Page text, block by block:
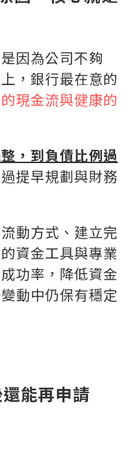
因為公司不夠
，銀行最在意的
現金流與健康的
，到負債比例過
提早規劃與財務
動方式、建立完
資金工具與專業
功率，降低資金
動中仍保有穩定
能再申請